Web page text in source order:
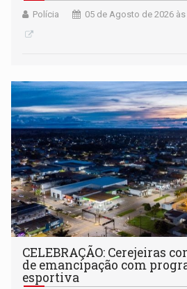
Polícia 05 de Agosto de 2026 às
CELEBRAÇÃO: Cerejeiras
de emancipação com
esportiva